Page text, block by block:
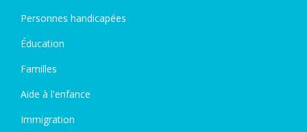
Personnes handicapées
Éducation
Familles
Aide à l'enfance
Immigration